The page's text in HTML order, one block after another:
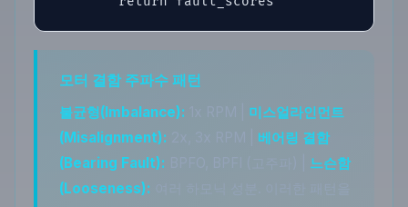
모터 결함 주파수 패턴
불균형(Imbalance):
미스얼라인먼트
(Misalignment):
베어링 결함
(Bearing Fault):
느슨함
(Looseness):